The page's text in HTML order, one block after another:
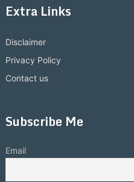
Extra Links
Disclaimer
Privacy Policy
Contact us
Subscribe Me
Email